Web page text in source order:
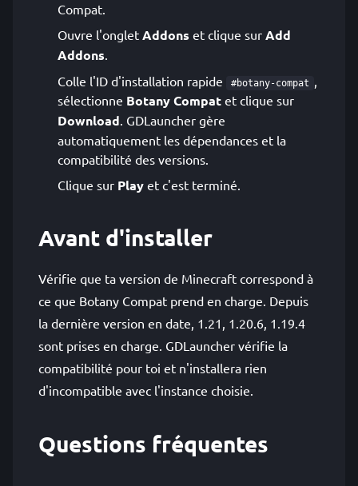
Compat.
Ouvre l'onglet Addons et clique sur Add
Addons.
Colle l'ID d'installation rapide
#botany-compat ,
sélectionne Botany Compat et clique sur
Download. GDLauncher gère
automatiquement les dépendances et la
compatibilité des versions.
Clique sur Play et c'est terminé.
Avant d'installer
Vérifie que ta version de Minecraft correspond à
ce que Botany Compat prend en charge. Depuis
la dernière version en date, 1.21, 1.20.6, 1.19.4
sont prises en charge. GDLauncher vérifie la
compatibilité pour toi et n'installera rien
d'incompatible avec l'instance choisie.
Questions fréquentes